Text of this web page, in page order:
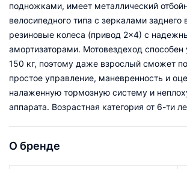
подножками, имеет металлический
велосипедного типа с зеркалами заднего
резиновые колеса (привод 2×4) с
амортизаторами. Мотовездеход способен
150 кг, поэтому даже взрослый сможет
простое управление, маневренность и
налаженную тормозную систему и
аппарата. Возрастная категория от 6-ти
О бренде